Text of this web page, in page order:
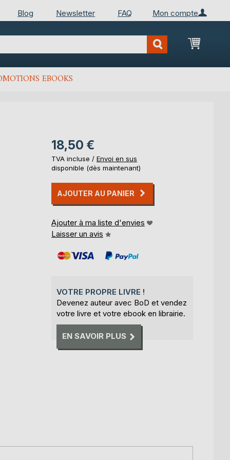
Mon compte
Blog Newsletter FAQ
Mon
EBOOKS
18,50 €
TVA incluse / Envoi en sus
disponible (dès maintenant)
AJOUTER AU PANIER
Ajouter à ma liste d'envies
Laisser un avis
VOTRE PROPRE LIVRE !
Devenez auteur avec BoD et vendez
votre livre et votre ebook en librairie.
EN SAVOIR PLUS